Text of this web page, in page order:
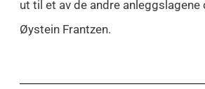
ut til et av de andre
Øystein Frantzen.